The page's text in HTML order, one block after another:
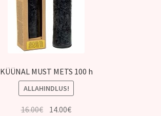
KÜÜNAL MUST METS 100 h
ALLAHINDLUS!
16.00€ Algne
14.00€Praegune